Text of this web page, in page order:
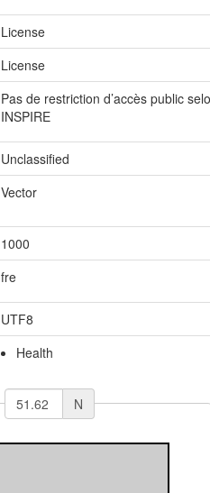
License
License
Pas de restriction d’accès public
INSPIRE
Unclassified
Vector
1000
fre
UTF8
Health
N